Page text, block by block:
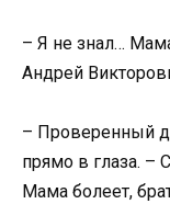
– Я не знал…
Андрей
– Проверенный
прямо в глаза. –
Мама болеет,